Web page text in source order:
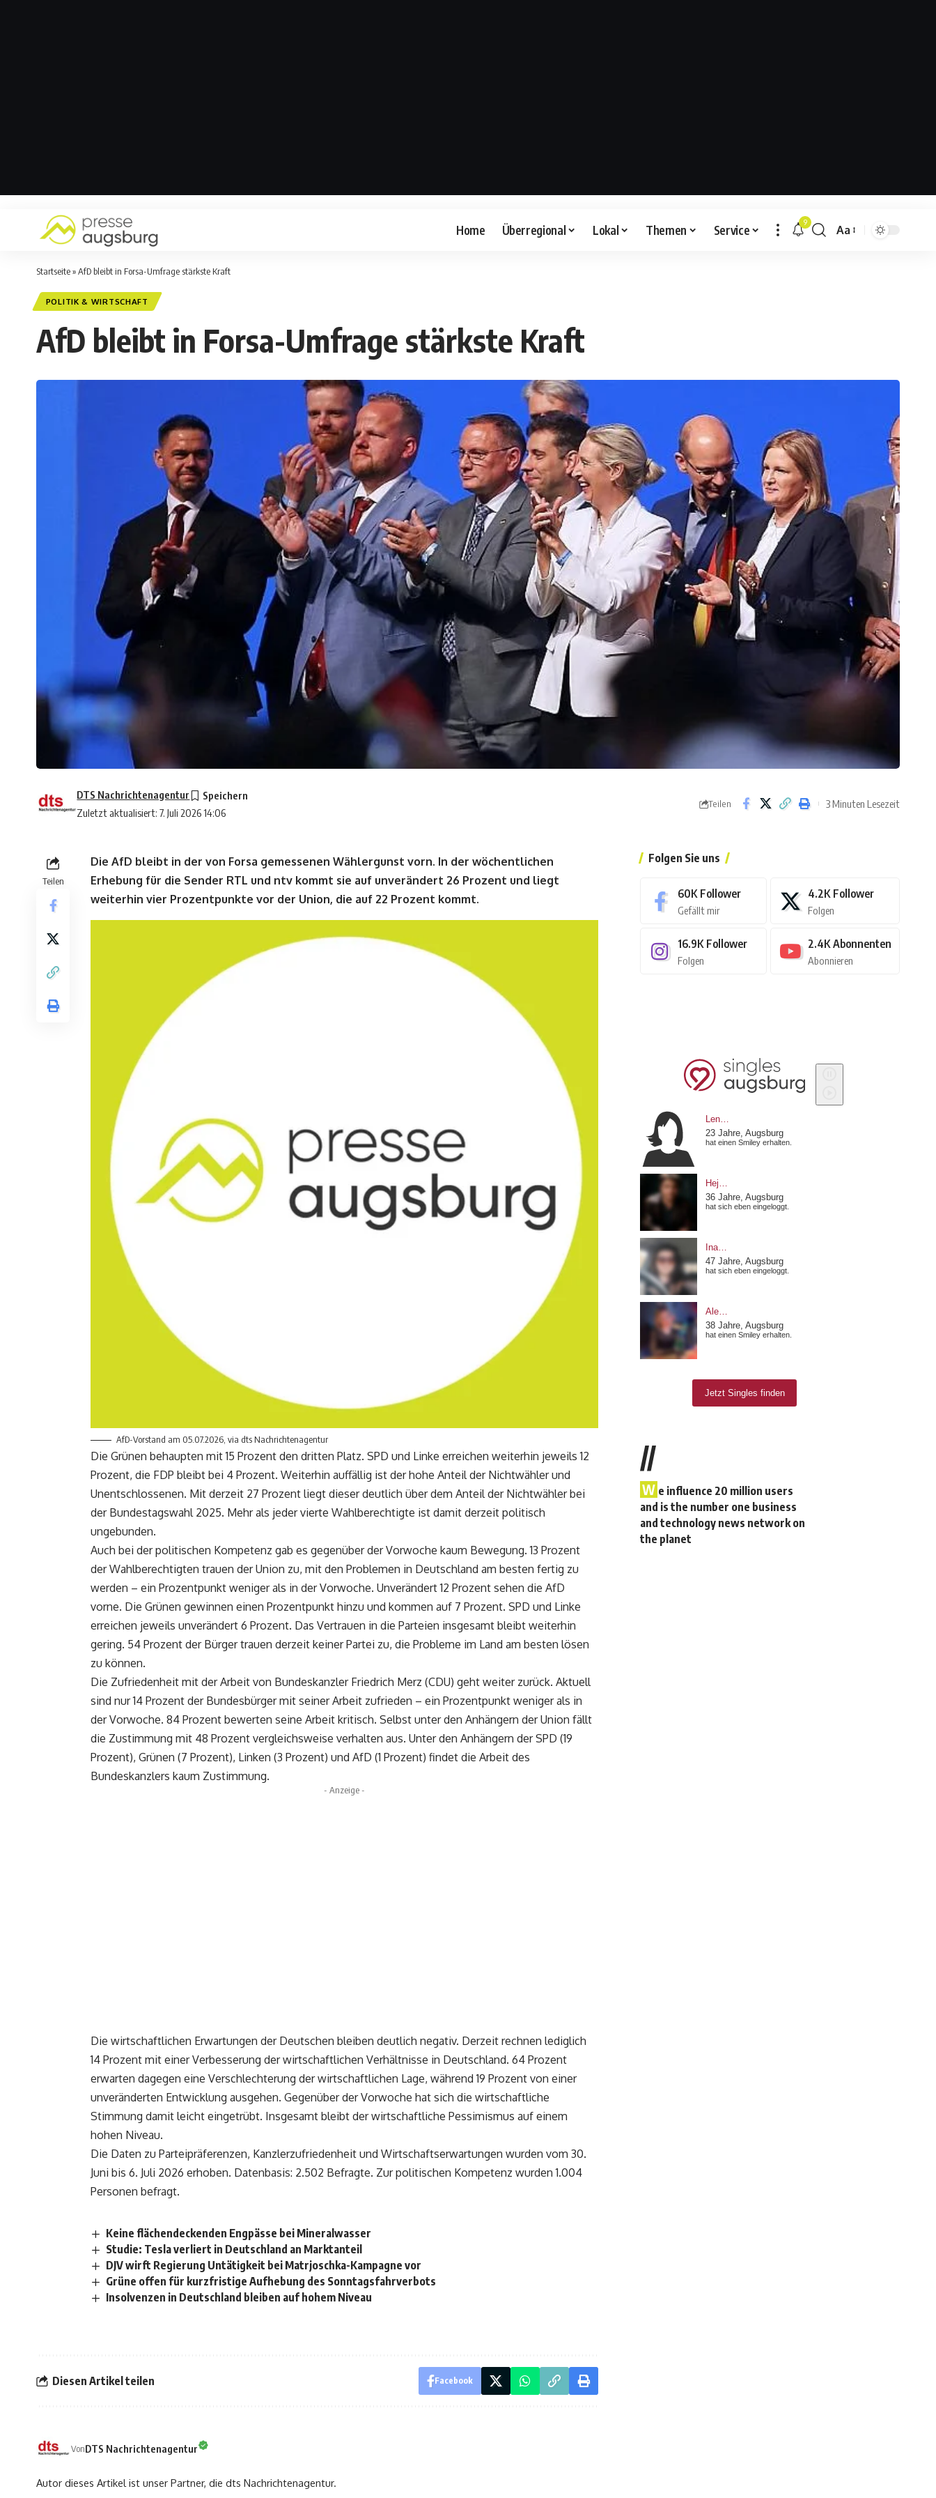
Home Überregional Lokal Themen Service 9
Aa
Startseite»AfD bleibt in Forsa-Umfrage stärkste Kraft
POLITIK & WIRTSCHAFT
AfD bleibt in Forsa-Umfrage stärkste Kraft
Zuletzt aktualisiert: 7. Juli 2026 14:06
DTS Nachrichtenagentur
Teilen 3 Minuten Lesezeit
Teilen
Die AfD bleibt in der von Forsa gemessenen Wählergunst vorn. In der wöchentlichen
Erhebung für die Sender RTL und ntv kommt sie auf unverändert 26 Prozent und liegt
weiterhin vier Prozentpunkte vor der Union, die auf 22 Prozent kommt.
AfD-Vorstand am 05.07.2026, via dts Nachrichtenagentur
Die Grünen behaupten mit 15 Prozent den dritten Platz. SPD und Linke erreichen weiterhin jeweils 12
Prozent, die FDP bleibt bei 4 Prozent. Weiterhin auffällig ist der hohe Anteil der Nichtwähler und
Unentschlossenen. Mit derzeit 27 Prozent liegt dieser deutlich über dem Anteil der Nichtwähler bei
der Bundestagswahl 2025. Mehr als jeder vierte Wahlberechtigte ist damit derzeit politisch
ungebunden.
Auch bei der politischen Kompetenz gab es gegenüber der Vorwoche kaum Bewegung. 13 Prozent
der Wahlberechtigten trauen der Union zu, mit den Problemen in Deutschland am besten fertig zu
werden – ein Prozentpunkt weniger als in der Vorwoche. Unverändert 12 Prozent sehen die AfD
vorne. Die Grünen gewinnen einen Prozentpunkt hinzu und kommen auf 7 Prozent. SPD und Linke
erreichen jeweils unverändert 6 Prozent. Das Vertrauen in die Parteien insgesamt bleibt weiterhin
gering. 54 Prozent der Bürger trauen derzeit keiner Partei zu, die Probleme im Land am besten lösen
zu können.
Die Zufriedenheit mit der Arbeit von Bundeskanzler Friedrich Merz (CDU) geht weiter zurück. Aktuell
sind nur 14 Prozent der Bundesbürger mit seiner Arbeit zufrieden – ein Prozentpunkt weniger als in
der Vorwoche. 84 Prozent bewerten seine Arbeit kritisch. Selbst unter den Anhängern der Union fällt
die Zustimmung mit 48 Prozent vergleichsweise verhalten aus. Unter den Anhängern der SPD (19
Prozent), Grünen (7 Prozent), Linken (3 Prozent) und AfD (1 Prozent) findet die Arbeit des
Bundeskanzlers kaum Zustimmung.
- Anzeige -
Die wirtschaftlichen Erwartungen der Deutschen bleiben deutlich negativ. Derzeit rechnen lediglich
14 Prozent mit einer Verbesserung der wirtschaftlichen Verhältnisse in Deutschland. 64 Prozent
erwarten dagegen eine Verschlechterung der wirtschaftlichen Lage, während 19 Prozent von einer
unveränderten Entwicklung ausgehen. Gegenüber der Vorwoche hat sich die wirtschaftliche
Stimmung damit leicht eingetrübt. Insgesamt bleibt der wirtschaftliche Pessimismus auf einem
hohen Niveau.
Die Daten zu Parteipräferenzen, Kanzlerzufriedenheit und Wirtschaftserwartungen wurden vom 30.
Juni bis 6. Juli 2026 erhoben. Datenbasis: 2.502 Befragte. Zur politischen Kompetenz wurden 1.004
Personen befragt.
Keine flächendeckenden Engpässe bei Mineralwasser
Studie: Tesla verliert in Deutschland an Marktanteil
DJV wirft Regierung Untätigkeit bei Matrjoschka-Kampagne vor
Grüne offen für kurzfristige Aufhebung des Sonntagsfahrverbots
Insolvenzen in Deutschland bleiben auf hohem Niveau
Diesen Artikel teilen Facebook
VonDTS Nachrichtenagentur
Autor dieses Artikel ist unser Partner, die dts Nachrichtenagentur.
Folgen Sie uns
60K Follower
Gefällt mir
4.2K Follower
Folgen
16.9K Follower
Folgen
2.4K Abonnenten
Abonnieren
//
W e influence 20 million users
and is the number one business
and technology news network on
the planet